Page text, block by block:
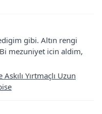
gibi. Altın rengi
mezuniyet icin aldim,
Yırtmaçlı Uzun